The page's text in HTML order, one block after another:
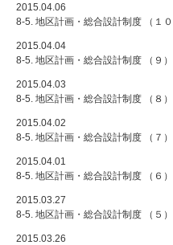
2015.04.06
8-5. 地区計画・総合設計制度 （１０
2015.04.04
8-5. 地区計画・総合設計制度 （９）
2015.04.03
8-5. 地区計画・総合設計制度 （８）
2015.04.02
8-5. 地区計画・総合設計制度 （７）
2015.04.01
8-5. 地区計画・総合設計制度 （６）
2015.03.27
8-5. 地区計画・総合設計制度 （５）
2015.03.26